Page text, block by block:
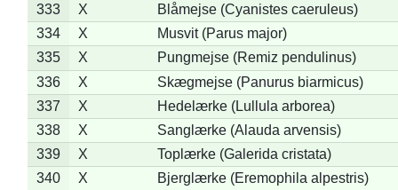
333
X
Blåmejse (Cyanistes caeruleus)
334
X
Musvit (Parus major)
335
X
Pungmejse (Remiz pendulinus)
336
X
Skægmejse (Panurus biarmicus)
337
X
Hedelærke (Lullula arborea)
338
X
Sanglærke (Alauda arvensis)
339
X
Toplærke (Galerida cristata)
340
X
Bjerglærke (Eremophila alpestris)